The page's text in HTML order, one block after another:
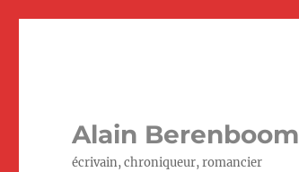
Alain Berenboom
écrivain, chroniqueur, romancier